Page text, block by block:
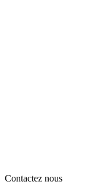
Contactez nous